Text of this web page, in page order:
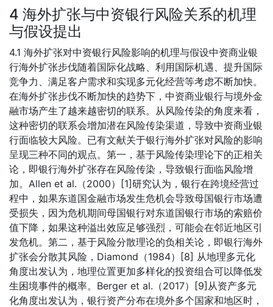
4 海外扩张与中资银行风险关系的机理
与假设提出
4.1 海外扩张对中资银行风险影响的机理与假设中资商业银
行海外扩张步伐随着国际化战略、利用国际机遇、提升国际
竞争力、满足客户需求和实现多元化经营等考虑不断加快。
在海外扩张步伐不断加快的趋势下，中资商业银行与境外金
融市场产生了越来越密切的联系。从风险传染的角度来看，
这种密切的联系会增加潜在风险传染渠道，导致中资商业银
行面临较大风险。已有文献关于银行海外扩张对风险的影响
呈现三种不同的观点。第一，基于风险传染理论下的正相关
论，即银行海外扩张存在风险传染，导致银行面临风险增
加。Allen et al.（2000）[1]研究认为，银行在跨境经营过
程中，如果东道国金融市场发生危机会导致母国银行市场遭
受损失，因为危机期间母国银行对东道国银行市场的索赔价
值下降，如果这种溢出效应足够强烈，可能会在邻近地区引
发危机。第二，基于风险分散理论的负相关论，即银行海外
扩张会分散其风险，Diamond（1984）[8] 从地理多元化
角度出发认为，地理位置更加多样化的投资组合可以降低发
生困境事件的概率。Berger et al.（2017）[9]从资产多元
化角度出发认为，银行资产分布在境外多个国家和地区时，